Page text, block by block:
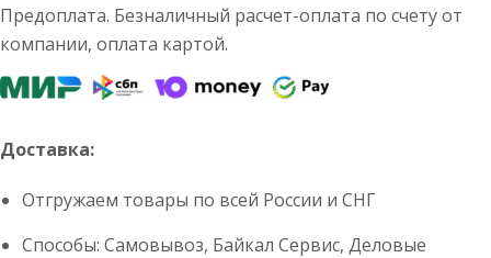
Предоплата. Безналичный расчет-оплата по счету от
компании, оплата картой.
Доставка:
Отгружаем товары по всей России и СНГ
Способы: Самовывоз, Байкал Сервис, Деловые